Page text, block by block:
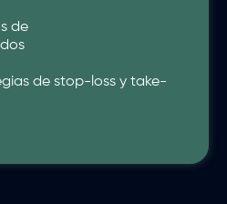
de
de stop-loss y take-